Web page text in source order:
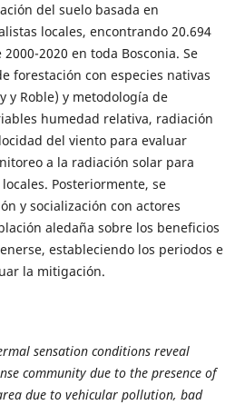
del suelo basada en
locales, encontrando 20.694
2020 en toda Bosconia. Se
forestación con especies nativas
y Roble) y metodología de
humedad relativa, radiación
del viento para evaluar
a la radiación solar para
Posteriormente, se
y socialización con actores
aledaña sobre los beneficios
estableciendo los periodos e
la mitigación.
sensation conditions reveal
community due to the presence of
due to vehicular pollution, bad